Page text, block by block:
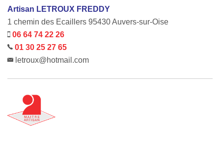
Artisan LETROUX FREDDY
1 chemin des Ecaillers 95430 Auvers-sur-Oise
06 64 74 22 26
01 30 25 27 65
letroux@hotmail.com